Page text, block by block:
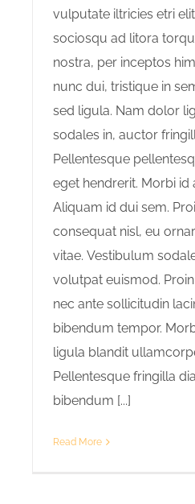
vulputate iltricies etri
sociosqu ad litora
nostra, per inceptos
nunc dui, tristique in
sed ligula. Nam dolor
sodales in, auctor
Pellentesque
eget hendrerit. Morbi id
Aliquam id dui sem.
consequat nisl, eu
vitae. Vestibulum
volutpat euismod.
nec ante sollicitudin
bibendum tempor.
ligula blandit
Pellentesque fringilla
bibendum [...]
Read More